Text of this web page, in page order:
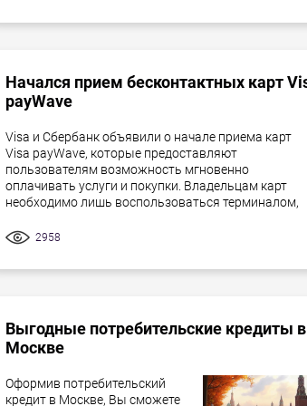
Начался прием бесконтактных карт
payWave
Visa и Сбербанк объявили о начале приема карт
Visa payWave, которые предоставляют
пользователям возможность мгновенно
оплачивать услуги и покупки. Владельцам карт
необходимо лишь воспользоваться терминалом,
2958
Выгодные потребительские кредиты в
Москве
Оформив потребительский
кредит в Москве, Вы сможете